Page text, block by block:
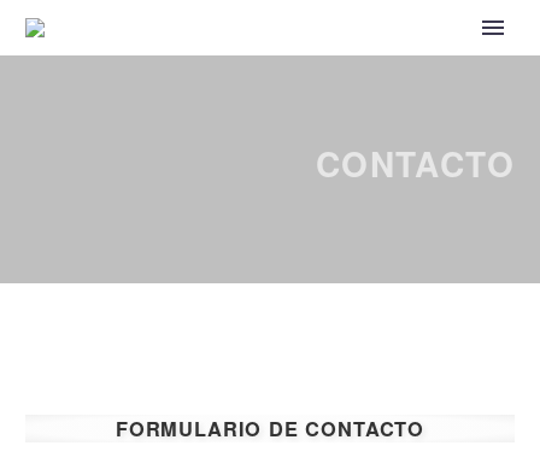
CONTACTO
FORMULARIO DE CONTACTO